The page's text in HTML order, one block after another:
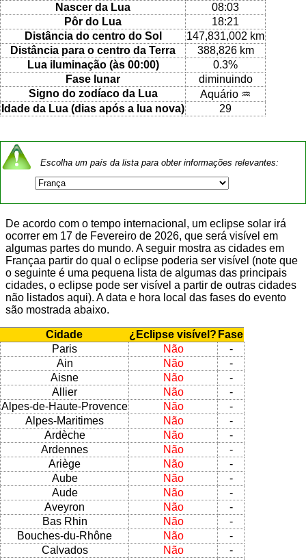
Nascer da Lua
08:03
Pôr do Lua
18:21
Distância do centro do Sol
147,831,002 km
Distância para o centro da Terra
388,826 km
Lua iluminação (às 00:00)
0.3%
Fase lunar
diminuindo
Signo do zodíaco da Lua
Aquário ♒
Idade da Lua (dias após a lua nova)
29
Escolha um país da lista para obter informações relevantes:
De acordo com o tempo internacional, um eclipse solar irá
ocorrer em 17 de Fevereiro de 2026, que será visível em
algumas partes do mundo. A seguir mostra as cidades em
Françaa partir do qual o eclipse poderia ser visível (note que
o seguinte é uma pequena lista de algumas das principais
cidades, o eclipse pode ser visível a partir de outras cidades
não listados aqui). A data e hora local das fases do evento
são mostrada abaixo.
Cidade ¿Eclipse visível? Fase
Paris
Não
-
Ain
Não
-
Aisne
Não
-
Allier
Não
-
Alpes-de-Haute-Provence
Não
-
Alpes-Maritimes
Não
-
Ardèche
Não
-
Ardennes
Não
-
Ariège
Não
-
Aube
Não
-
Aude
Não
-
Aveyron
Não
-
Bas Rhin
Não
-
Bouches-du-Rhône
Não
-
Calvados
Não
-